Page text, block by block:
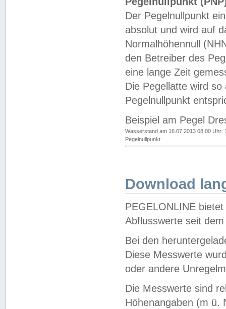
Der Pegelnullpunkt
absolut und wird auf
Normalhöhennull
den Betreiber des
eine lange Zeit
Die Pegellatte wird
Pegelnullpunkt
Beispiel am Pegel
Wasserstand am 16.07.2013 08:00 Uhr:
Pegelnullpunkt
Download
PEGELONLINE
Abflusswerte seit
Bei den
Diese Messwerte
oder andere
Die Messwerte sind
Höhenangaben (m ü.